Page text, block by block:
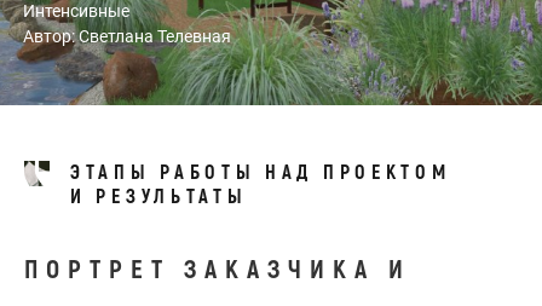
Интенсивные
Автор: Светлана Телевная
ЭТАПЫ РАБОТЫ НАД ПРОЕКТОМ
И РЕЗУЛЬТАТЫ
ПОРТРЕТ ЗАКАЗЧИКА И